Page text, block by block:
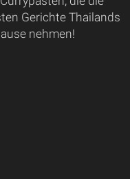
Gerichte Thailands
nehmen!